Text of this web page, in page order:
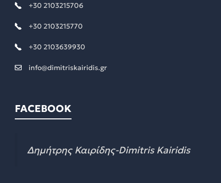
+30 2103215706
+30 2103215770
+30 2103639930
info@dimitriskairidis.gr
FACEBOOK
Δημήτρης Καιρίδης-Dimitris Kairidis